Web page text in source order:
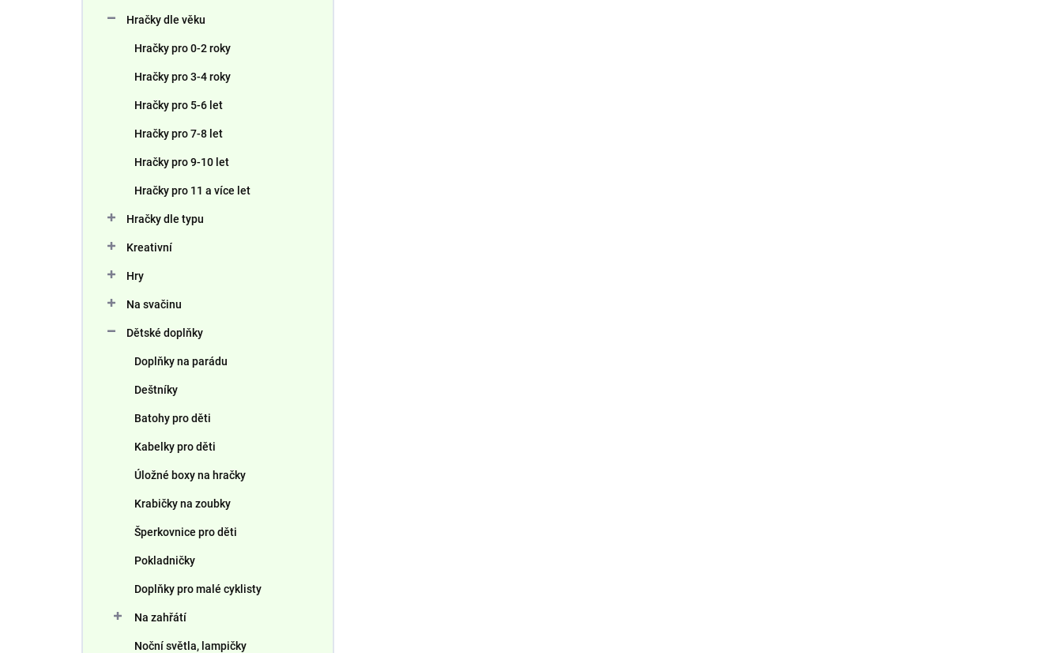
Hračky dle věku
Hračky pro 0-2 roky
Hračky pro 3-4 roky
Hračky pro 5-6 let
Hračky pro 7-8 let
Hračky pro 9-10 let
Hračky pro 11 a více let
Hračky dle typu
Kreativní
Hry
Na svačinu
Dětské doplňky
Doplňky na parádu
Deštníky
Batohy pro děti
Kabelky pro děti
Úložné boxy na hračky
Krabičky na zoubky
Šperkovnice pro děti
Pokladničky
Doplňky pro malé cyklisty
Na zahřátí
Noční světla, lampičky